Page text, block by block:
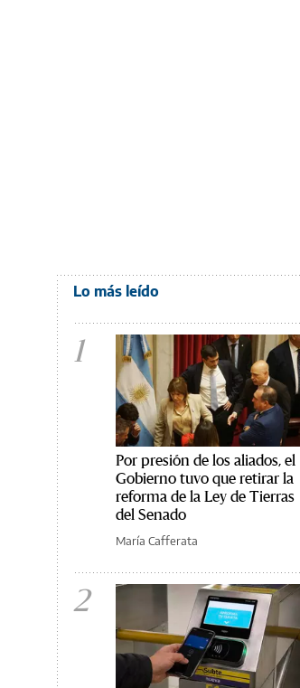
Lo más leído
1
Por presión de los aliados, el
Gobierno tuvo que retirar la
reforma de la Ley de Tierras
del Senado
María Cafferata
2